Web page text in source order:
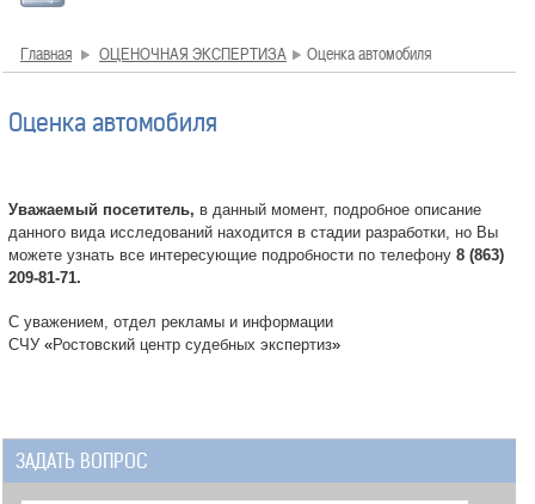
Главная ОЦЕНОЧНАЯ ЭКСПЕРТИЗА Оценка автомобиля
Оценка автомобиля
Уважаемый посетитель, в данный момент, подробное описание
данного вида исследований находится в стадии разработки, но Вы
можете узнать все интересующие подробности по телефону 8 (863)
209-81-71.
С уважением, отдел рекламы и информации
СЧУ «Ростовский центр судебных экспертиз»
ЗАДАТЬ ВОПРОС